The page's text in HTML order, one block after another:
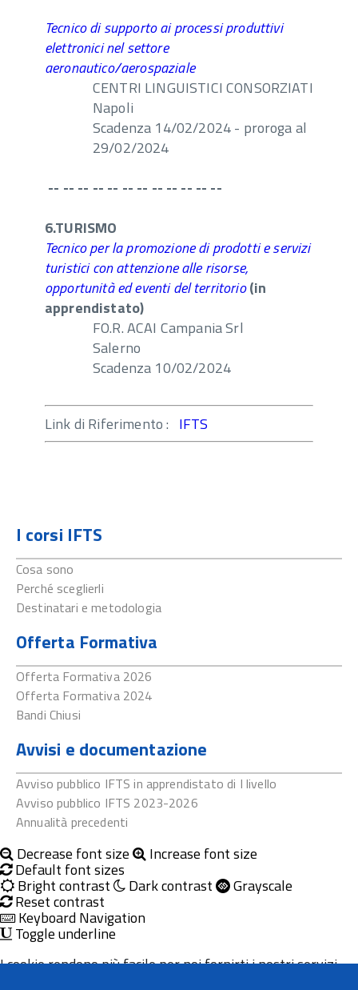
Tecnico di supporto ai processi produttivi
elettronici nel settore
aeronautico/aerospaziale
CENTRI LINGUISTICI CONSORZIATI
Napoli
Scadenza 14/02/2024 - proroga al
29/02/2024
-- -- -- -- -- -- -- -- -- -- -- --
6.TURISMO
Tecnico per la promozione di prodotti e servizi
turistici con attenzione alle risorse,
opportunità ed eventi del territorio(in
apprendistato)
FO.R. ACAI Campania Srl
Salerno
Scadenza 10/02/2024
Link di Riferimento : IFTS
I corsi IFTS
Cosa sono
Perché sceglierli
Destinatari e metodologia
Offerta Formativa
Offerta Formativa 2026
Offerta Formativa 2024
Bandi Chiusi
Avvisi e documentazione
Avviso pubblico IFTS in apprendistato di I livello
Avviso pubblico IFTS 2023-2026
Annualità precedenti
Decrease font size Increase font size
Default font sizes
Bright contrast Dark contrast Grayscale
Reset contrast
Keyboard Navigation
Toggle underline
I cookie rendono più facile per noi fornirti i nostri servizi.